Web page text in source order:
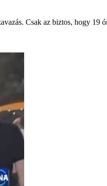
Csak az biztos, hogy 19